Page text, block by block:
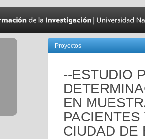
Proyectos
--ESTUDIO
EN
CIUDAD DE